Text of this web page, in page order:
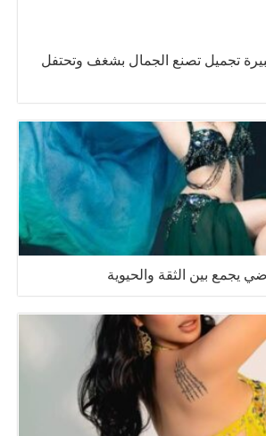
تجميل تصنع الجمال بشغف وتحتفل
يجمع بين الثقة والحيوية